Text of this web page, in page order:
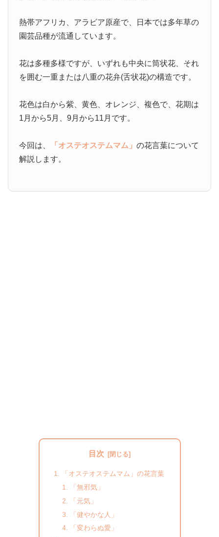
熱帯アフリカ、アラビア原産で、日本では多年草の
園芸品種が流通しています。
花は多種多様ですが、いずれも中央に筒状花、それ
を囲む一重または八重の花弁(舌状花)の構造です。
花色は白から紫、黄色、オレンジ、複色で、花期は
1月から5月、9月から11月です。
今回は、 「オステオステムマム」の花言葉について
解説します。
目次
「オステオステムマム」の花言葉
「無邪気」
「元気」
「健やかな人」
「変わらぬ愛」